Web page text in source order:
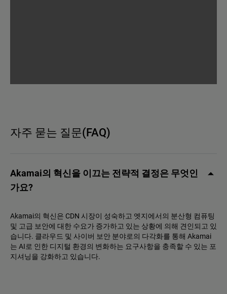
자주 묻는 질문(FAQ)
Akamai의 혁신을 이끄는 전략적 결정은 무엇인
가요?
Akamai의 혁신은 CDN 시장이 성숙하고 엣지에서의 분산형 컴퓨팅
및 고급 보안에 대한 수요가 증가하고 있는 상황에 의해 견인되고 있
습니다. 클라우드 및 사이버 보안 분야로의 다각화를 통해 Akamai
는 AI로 인한 디지털 환경의 변화하는 요구사항을 충족할 수 있는 포
지셔닝을 강화하고 있습니다.